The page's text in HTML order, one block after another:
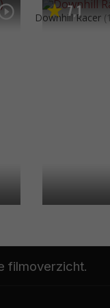
7,1
Downhill Racer
filmoverzicht.